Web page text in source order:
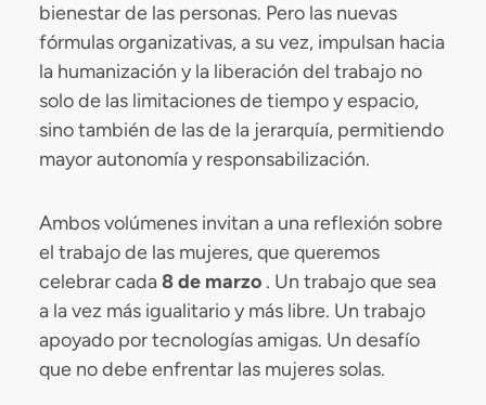
bienestar de las personas. Pero las nuevas
fórmulas organizativas, a su vez, impulsan hacia
la humanización y la liberación del trabajo no
solo de las limitaciones de tiempo y espacio,
sino también de las de la jerarquía, permitiendo
mayor autonomía y responsabilización.
Ambos volúmenes invitan a una reflexión sobre
el trabajo de las mujeres, que queremos
celebrar cada8 de marzo . Un trabajo que sea
a la vez más igualitario y más libre. Un trabajo
apoyado por tecnologías amigas. Un desafío
que no debe enfrentar las mujeres solas.